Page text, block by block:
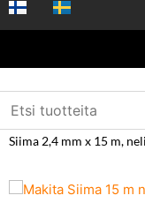
Etusivu Piha ja metsä
Siima 2,4 mm x 15 m,